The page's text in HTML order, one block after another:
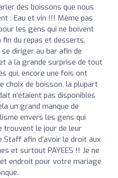
des boissons que nous
: Eau et vin !!! Même pas
les gens qui ne boivent
fin du repas et desserts,
diriger au bar afin de
à la grande surprise de tout
qui, encore une fois ont
choix de boisson, la plupart
n'étaient pas disponibles
un grand manque de
envers les gens qui
trouvent le jour de leur
Staff afin d'avoir le droit aux
et surtout PAYEES !! Je ne
endroit pour votre mariage